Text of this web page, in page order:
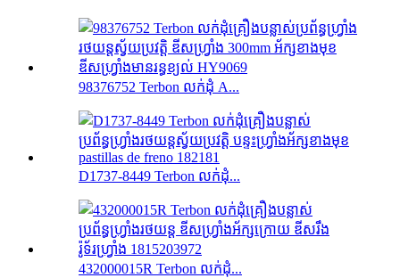
98376752 Terbon លក់ដុំ A...
D1737-8449 Terbon លក់ដុំ...
432000015R Terbon លក់ដុំ...